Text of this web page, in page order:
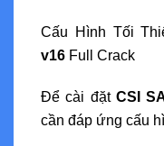
Cấu Hình Tối
v16 Full Crack
Để cài đặt CSI
cần đáp ứng cấu